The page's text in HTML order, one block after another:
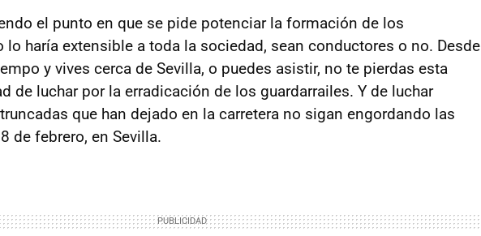
el punto en que se pide potenciar la formación de los
lo haría extensible a toda la sociedad, sean conductores o no. Desde
y vives cerca de Sevilla, o puedes asistir, no te pierdas esta
de luchar por la erradicación de los guardarrailes. Y de luchar
que han dejado en la carretera no sigan engordando las
de febrero, en Sevilla.